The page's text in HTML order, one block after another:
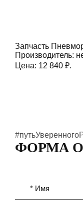
Запчасть
Производитель:
Цена: 12 840 ₽.
ФОРМА
* Имя